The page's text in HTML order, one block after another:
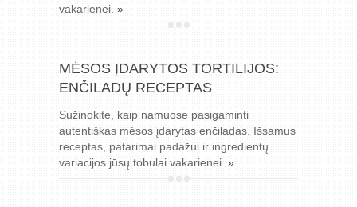
vakarienei. »
MĖSOS ĮDARYTOS TORTILIJOS:
ENČILADŲ RECEPTAS
Sužinokite, kaip namuose pasigaminti
autentiškas mėsos įdarytas enčiladas. Išsamus
receptas, patarimai padažui ir ingredientų
variacijos jūsų tobulai vakarienei. »